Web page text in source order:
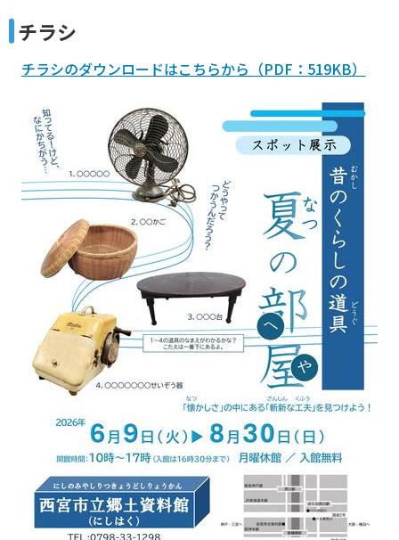
チラシ
チラシのダウンロードはこちらから（PDF：519KB）